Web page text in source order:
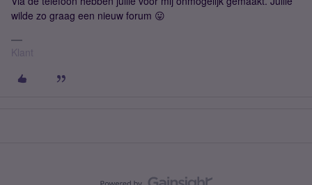
wilde zo graag een nieuw forum 😛
Klant